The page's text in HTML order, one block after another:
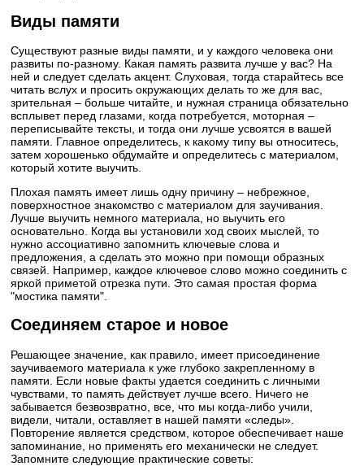
Виды памяти
Существуют разные виды памяти, и у каждого человека они
развиты по-разному. Какая память развита лучше у вас? На
ней и следует сделать акцент. Слуховая, тогда старайтесь все
читать вслух и просить окружающих делать то же для вас,
зрительная – больше читайте, и нужная страница обязательно
всплывет перед глазами, когда потребуется, моторная –
переписывайте тексты, и тогда они лучше усвоятся в вашей
памяти. Главное определитесь, к какому типу вы относитесь,
затем хорошенько обдумайте и определитесь с материалом,
который хотите выучить.
Плохая память имеет лишь одну причину – небрежное,
поверхностное знакомство с материалом для заучивания.
Лучше выучить немного материала, но выучить его
основательно. Когда вы установили ход своих мыслей, то
нужно ассоциативно запомнить ключевые слова и
предложения, а сделать это можно при помощи образных
связей. Например, каждое ключевое слово можно соединить с
яркой приметой отрезка пути. Это самая простая форма
"мостика памяти".
Соединяем старое и новое
Решающее значение, как правило, имеет присоединение
заучиваемого материала к уже глубоко закрепленному в
памяти. Если новые факты удается соединить с личными
чувствами, то память действует лучше всего. Ничего не
забывается безвозвратно, все, что мы когда-либо учили,
видели, читали, оставляет в нашей памяти «следы».
Повторение является средством, которое обеспечивает наше
запоминание, но применять его механически не следует.
Запомните следующие практические советы: